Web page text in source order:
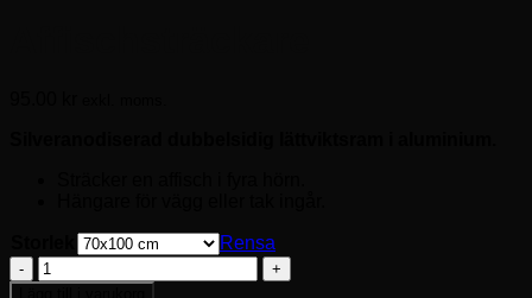
Rensa
Affischsträckare
mängd